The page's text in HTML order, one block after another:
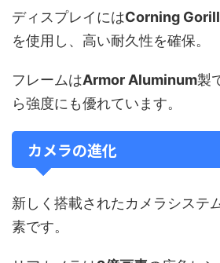
ディスプレイにはCorning
を使用し、高い耐久性を確保。
フレームはArmor Aluminum製
ら強度にも優れています。
カメラの進化
新しく搭載されたカメラシステ
素です。